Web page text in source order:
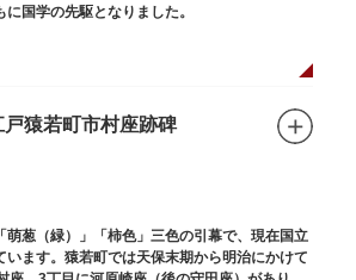
国学の先駆となりました。
戸猿若町市村座跡碑
萌葱（緑）」「柿色」三色の引幕で、現在国立
ます。猿若町では天保末期から明治にかけて